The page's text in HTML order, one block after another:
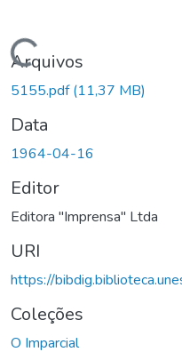
Carregando...
Arquivos
5155.pdf(11,37 MB)
Data
1964-04-16
Editor
Editora "Imprensa" Ltda
URI
https://
Coleções
O Imparcial